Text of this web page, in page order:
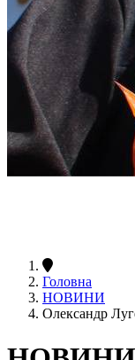
Головна
НОВИНИ
Олександр